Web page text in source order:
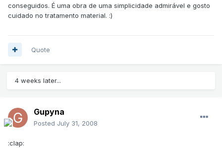
conseguidos. É uma obra de uma simplicidade admirável e gosto
cuidado no tratamento material. :)
Quote
4 weeks later...
Gupyna
Posted July 31, 2008
:clap: